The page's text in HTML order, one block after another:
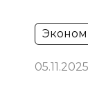
05.11.2025